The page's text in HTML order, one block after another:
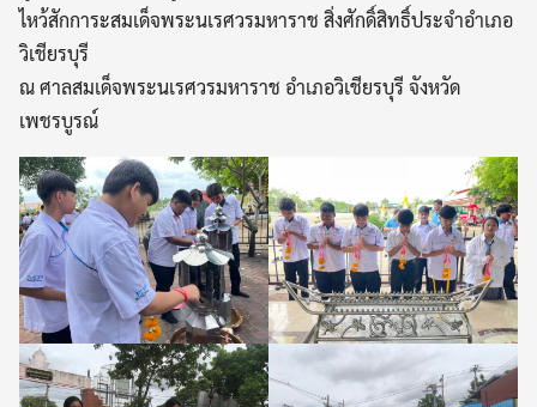
ไหว้สักการะสมเด็จพระนเรศวรมหาราช สิ่งศักดิ์สิทธิ์ประจำอำเภอ
วิเชียรบุรี
ณ ศาลสมเด็จพระนเรศวรมหาราช อำเภอวิเชียรบุรี จังหวัด
เพชรบูรณ์